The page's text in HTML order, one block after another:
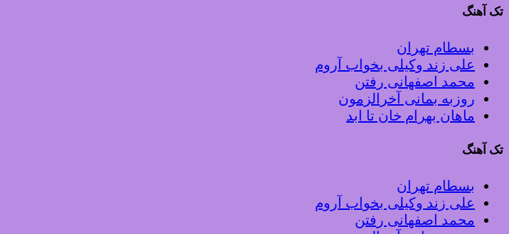
تک آهنگ
بسطام تهران
علی زند وکیلی بخواب آروم
محمد اصفهانی رفتن
روزبه بمانی آخرالزمون
ماهان بهرام خان تا ابد
تک آهنگ
بسطام تهران
علی زند وکیلی بخواب آروم
محمد اصفهانی رفتن